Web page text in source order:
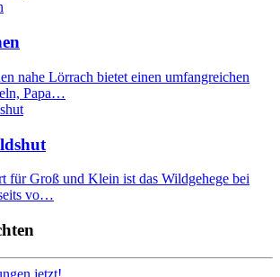
nahe Lörrach bietet einen umfangreichen
Papa…
für Groß und Klein ist das Wildgehege bei
vo…